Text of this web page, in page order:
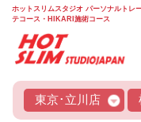
ホットスリムスタジオ パーソナルトレ
テコース・HIKARI施術コース
東京･立川店